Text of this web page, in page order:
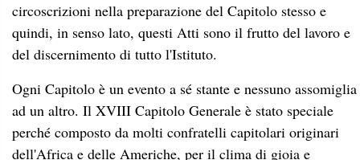
circoscrizioni nella preparazione del Capitolo stesso e
quindi, in senso lato, questi Atti sono il frutto del lavoro e
del discernimento di tutto l'Istituto.
Ogni Capitolo è un evento a sé stante e nessuno assomiglia
ad un altro. Il XVIII Capitolo Generale è stato speciale
perché composto da molti confratelli capitolari originari
dell'Africa e delle Americhe, per il clima di gioia e